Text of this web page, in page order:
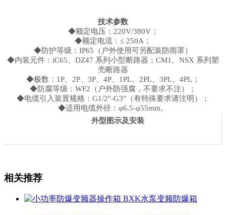
技术参数
◆额定电压：220V/380V；
◆额定电流：≤ 250A；
◆防护等级：IP65（户外使用可另配装防雨罩）
◆内装元件：iC65、DZ47 系列小型断路器；CM1、NSX 系列塑
壳断路器
◆极数：1P、2P、3P、4P、1PL、2PL、3PL、4PL；
◆防腐等级：WF2（户外防强腐，不要求不注）；
◆电缆引入装置规格：G1/2"-G3"（有特殊要求请注明）；
◆适用电缆外径：φ6.5-φ55mm。
外型图示及安装
相关推荐